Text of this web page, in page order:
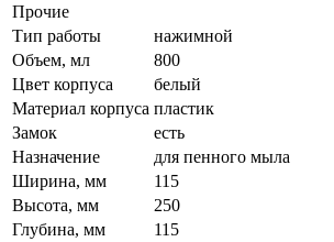
Прочие
Тип работы
нажимной
Объем, мл
800
Цвет корпуса
белый
Материал корпуса пластик
Замок
есть
Назначение
для пенного мыла
Ширина, мм
115
Высота, мм
250
Глубина, мм
115